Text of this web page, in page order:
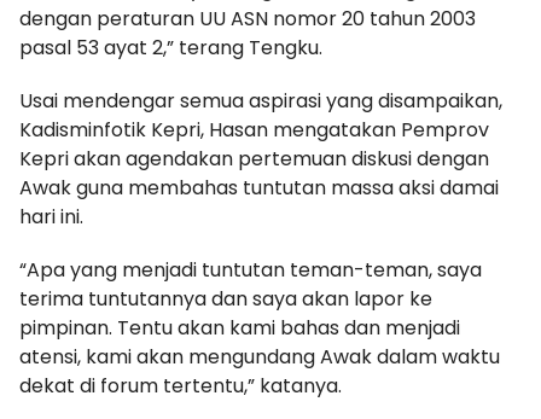
dengan peraturan UU ASN nomor 20 tahun 2003
pasal 53 ayat 2,” terang Tengku.
Usai mendengar semua aspirasi yang disampaikan,
Kadisminfotik Kepri, Hasan mengatakan Pemprov
Kepri akan agendakan pertemuan diskusi dengan
Awak guna membahas tuntutan massa aksi damai
hari ini.
“Apa yang menjadi tuntutan teman-teman, saya
terima tuntutannya dan saya akan lapor ke
pimpinan. Tentu akan kami bahas dan menjadi
atensi, kami akan mengundang Awak dalam waktu
dekat di forum tertentu,” katanya.